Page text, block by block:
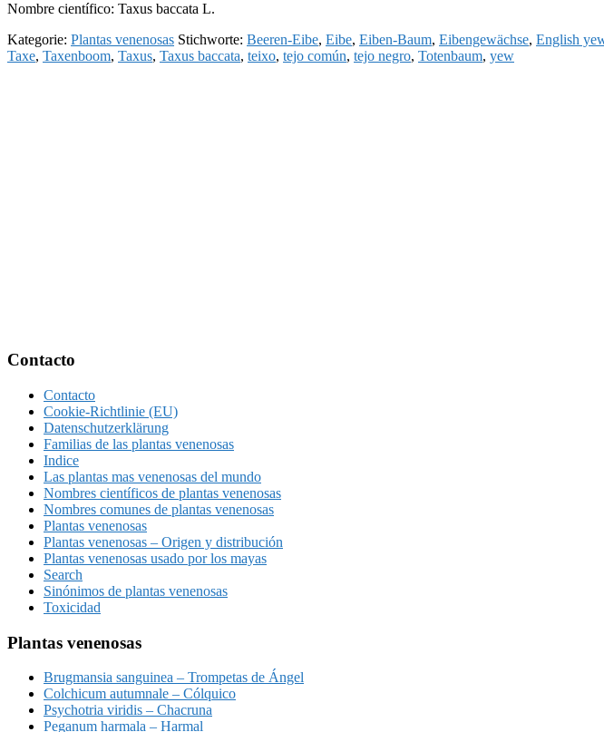
Nombre científico: Taxus baccata L.
Kategorie: Plantas venenosas Stichworte: Beeren-Eibe, Eibe, Eiben-Baum, Eibengewächse, English
Taxe, Taxenboom, Taxus, Taxus baccata, teixo, tejo común, tejo negro, Totenbaum, yew
Footer
Contacto
Contacto
Cookie-Richtlinie (EU)
Datenschutzerklärung
Familias de las plantas venenosas
Indice
Las plantas mas venenosas del mundo
Nombres científicos de plantas venenosas
Nombres comunes de plantas venenosas
Plantas venenosas
Plantas venenosas – Origen y distribución
Plantas venenosas usado por los mayas
Search
Sinónimos de plantas venenosas
Toxicidad
Plantas venenosas
Brugmansia sanguinea – Trompetas de Ángel
Colchicum autumnale – Cólquico
Psychotria viridis – Chacruna
Peganum harmala – Harmal